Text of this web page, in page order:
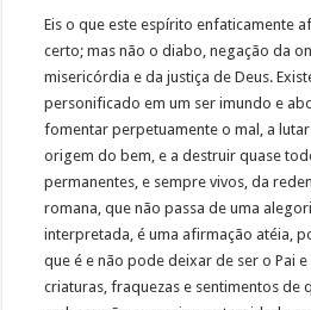
Eis o que este espírito enfaticamente
certo; mas não o diabo, negação da
misericórdia e da justiça de Deus.
personificado em um ser imundo e
fomentar perpetuamente o mal, a
origem do bem, e a destruir quase
permanentes, e sempre vivos, da
romana, que não passa de uma
interpretada, é uma afirmação atéia,
que é e não pode deixar de ser o Pai
criaturas, fraquezas e sentimentos de